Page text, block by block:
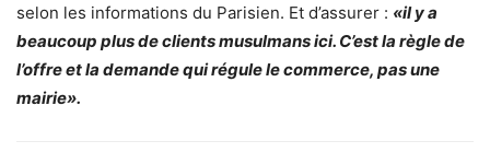
selon les informations du Parisien. Et d’assurer : «il y a
beaucoup plus de clients musulmans ici. C’est la règle de
l’offre et la demande qui régule le commerce, pas une
mairie».